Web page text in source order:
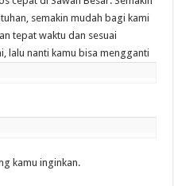
semakin mudah bagi kami
tepat waktu dan sesuai
lalu nanti kamu bisa mengganti
kamu inginkan.